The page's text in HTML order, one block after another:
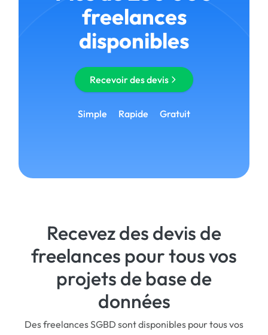
freelances
disponibles
Recevoir des devis
Simple Rapide Gratuit
Recevez des devis de
freelances pour tous vos
projets de base de
données
Des freelances SGBD sont disponibles pour tous vos